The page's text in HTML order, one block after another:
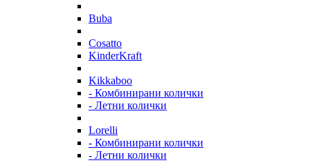
Buba
Cosatto
KinderKraft
Kikkaboo
- Комбинирани колички
- Летни колички
Lorelli
- Комбинирани колички
- Летни колички